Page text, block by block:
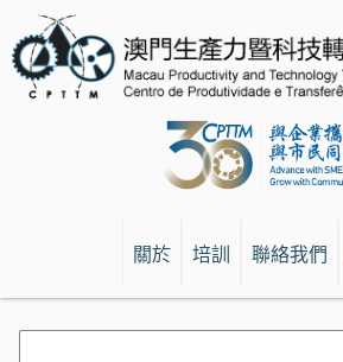
關於 培訓 聯絡我們